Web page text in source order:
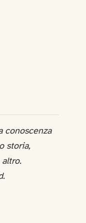
conoscenza
storia,
altro.